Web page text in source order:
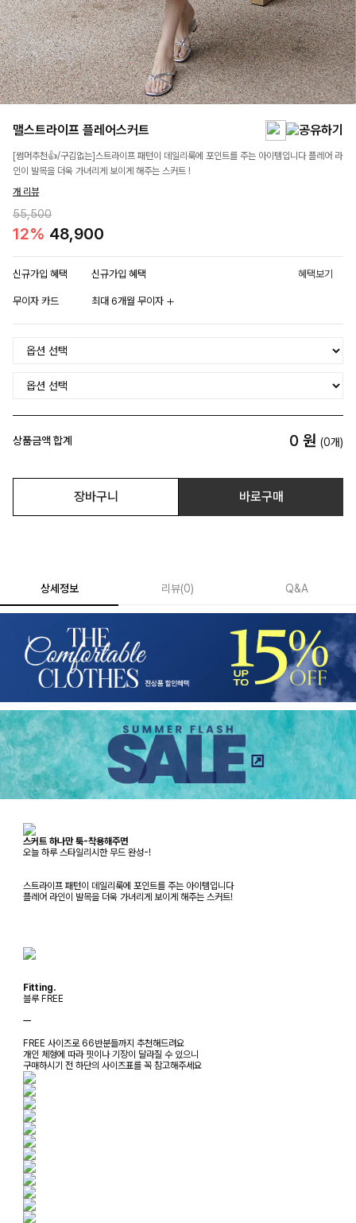
맬스트라이프 플레어스커트
[썸머추천👍/구김없는]스트라이프 패턴이 데일리룩에 포인트를 주는 아이템입니다 플레어 라
인이 발목을 더욱 가녀리게 보이게 해주는 스커트 !
개 리뷰
55,500
12% 48,900
신규가입 혜택 신규가입 혜택 혜택보기
무이자 카드 최대 6개월 무이자
상품금액 합계 0 원 (0개)
장바구니 바로구매
상세정보 리뷰(0) Q&A
스커트 하나만 툭-착용해주면
오늘 하루 스타일리시한 무드 완성-!
스트라이프 패턴이 데일리룩에 포인트를 주는 아이템입니다
플레어 라인이 발목을 더욱 가녀리게 보이게 해주는 스커트!
Fitting.
블루 FREE
ㅡ
FREE 사이즈로 66반분들까지 추천해드려요
개인 체형에 따라 핏이나 기장이 달라질 수 있으니
구매하시기 전 하단의 사이즈표를 꼭 참고해주세요